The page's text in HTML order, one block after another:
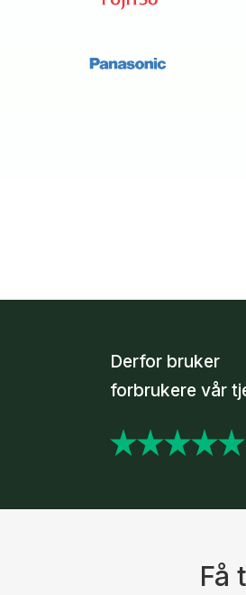
Derfor bruker
forbrukere vår
Få